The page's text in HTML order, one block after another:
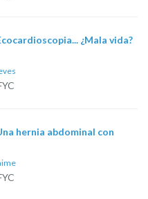
¿Mala vida?
hernia abdominal con